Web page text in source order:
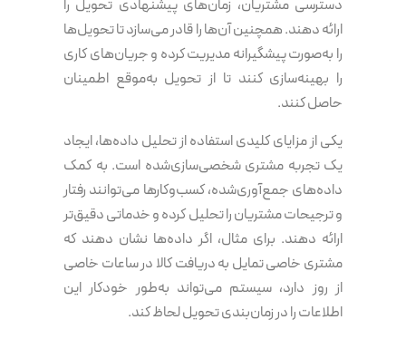
دسترسی مشتریان، زمان‌های پیشنهادی تحویل را
ارائه دهند. همچنین آن‌ها را قادر می‌سازد تا تحویل‌ها
را به‌صورت پیشگیرانه مدیریت کرده و جریان‌های کاری
را بهینه‌سازی کنند تا از تحویل به‌موقع اطمینان
حاصل کنند.
یکی از مزایای کلیدی استفاده از تحلیل داده‌ها، ایجاد
یک تجربه مشتری شخصی‌سازی‌شده است. به کمک
داده‌های جمع‌آوری‌شده، کسب‌وکارها می‌توانند رفتار
و ترجیحات مشتریان را تحلیل کرده و خدماتی دقیق‌تر
ارائه دهند. برای مثال، اگر داده‌ها نشان دهند که
مشتری خاصی تمایل به دریافت کالا در ساعات خاصی
از روز دارد، سیستم می‌تواند به‌طور خودکار این
اطلاعات را در زمان‌بندی تحویل لحاظ کند.